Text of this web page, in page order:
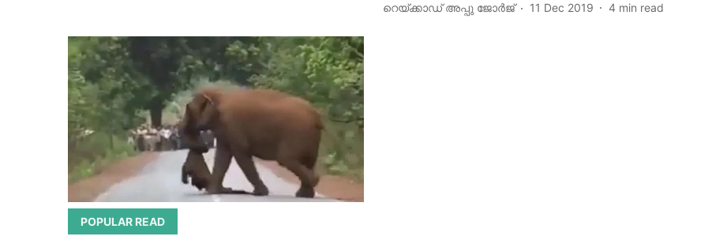
റെയ്ക്കാഡ് അപ്പു ജോര്‍ജ്‌ 11 Dec 2019 4 min read
POPULAR READ